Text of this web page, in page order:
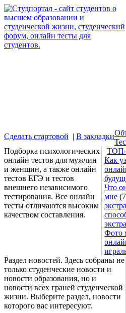
Сделать стартовой | В закладки
Подборка психологических
онлайн тестов для мужчин
и женщин, а также онлайн
тестов ЕГЭ и тестов
внешнего независимого
тестирования. Все онлайн
тесты отличаются высоким
качеством составления.
ТОП-
Как
Что
мне
Фото
Раздел новостей. Здесь собраны не
только студенческие новости и
новости образования, но и
новости всех граней студенческой
жизни. Выберите раздел, новости
которого вас интересуют.